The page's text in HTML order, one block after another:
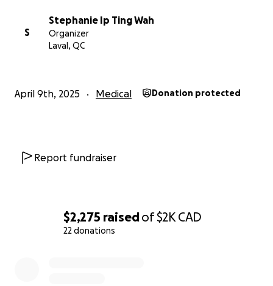
$2,275 raisedof$2K CAD
22 donations
S
Stephanie Ip Ting Wah
Organizer
Laval, QC
April 9th, 2025 Medical Donation protected
Report fundraiser